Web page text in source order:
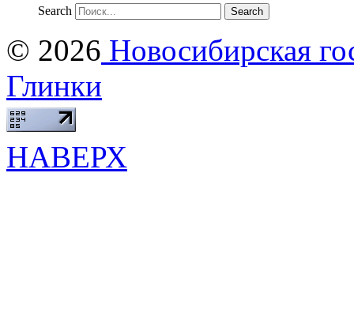
Search
© 2026 Новосибирская
Глинки
НАВЕРХ